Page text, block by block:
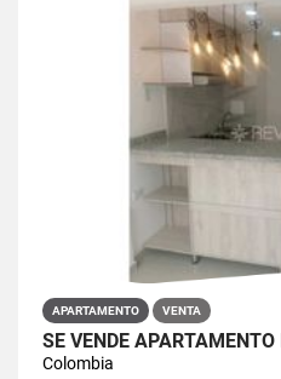
APARTAMENTO VENTA
Colombia